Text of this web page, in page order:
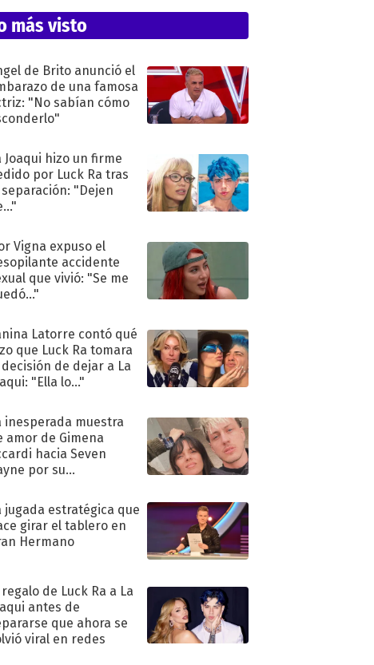
más visto
de Brito anunció el
de una famosa
"No sabían cómo
Joaqui hizo un firme
por Luck Ra tras
separación: "Dejen
Vigna expuso el
accidente
que vivió: "Se me
Latorre contó qué
que Luck Ra tomara
decisión de dejar a La
"Ella lo..."
inesperada muestra
amor de Gimena
hacia Seven
por su
jugada estratégica que
girar el tablero en
Hermano
regalo de Luck Ra a La
antes de
que ahora se
viral en redes